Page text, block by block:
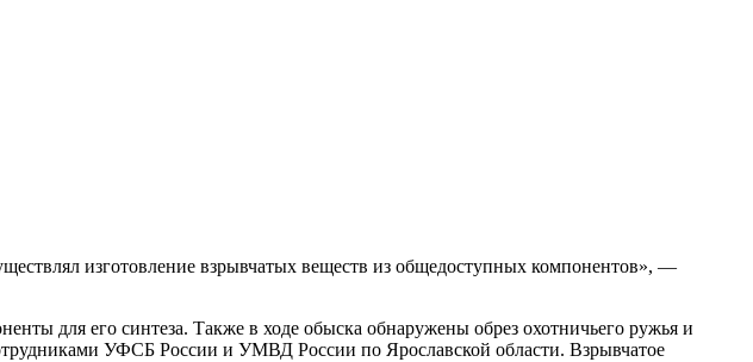
изготовление взрывчатых веществ из общедоступных компонентов», —
для его синтеза. Также в ходе обыска обнаружены обрез охотничьего ружья и
УФСБ России и УМВД России по Ярославской области. Взрывчатое